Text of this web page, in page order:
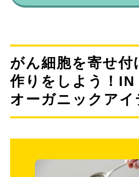
がん細胞を寄せ付
作りをしよう！IN
オーガニックアイ